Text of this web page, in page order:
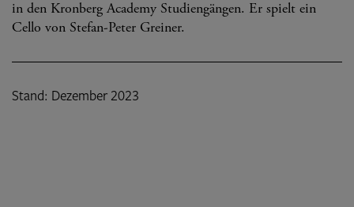
in den Kronberg Academy Studiengängen. Er spielt ein
Cello von Stefan-Peter Greiner.
Stand: Dezember 2023